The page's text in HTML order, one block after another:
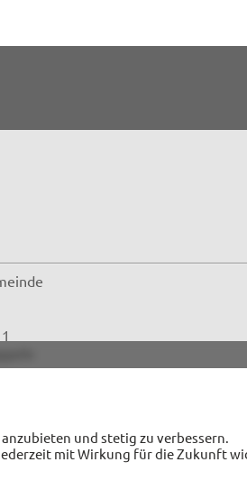
muenster.de
und stetig zu verbessern.
mit Wirkung für die Zukunft